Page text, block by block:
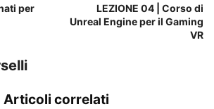
per
LEZIONE 04 | Corso di
Unreal Engine per il Gaming
VR
Articoli correlati